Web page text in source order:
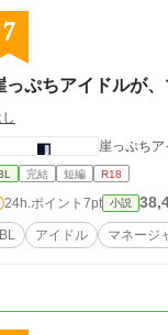
7
っぷちアイドルが
完結 短編 R18
24h.ポイント 7pt 小説
BL アイドル マネージ